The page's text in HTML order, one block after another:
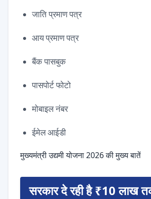
जाति प्रमाण पत्र
आय प्रमाण पत्र
बैंक पासबुक
पासपोर्ट फोटो
मोबाइल नंबर
ईमेल आईडी
मुख्यमंत्री उद्यमी योजना 2026 की मुख्य बातें
सरकार दे रही है ₹10 लाख